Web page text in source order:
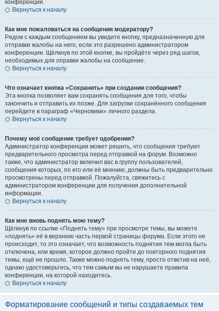
конференции.
Вернуться к началу
Как мне пожаловаться на сообщения модератору?
Рядом с каждым сообщением вы увидите кнопку, предназначенную для
отправки жалобы на него, если это разрешено администратором
конференции. Щёлкнув по этой кнопке, вы пройдёте через ряд шагов,
необходимых для оправки жалобы на сообщение.
Вернуться к началу
Что означает кнопка «Сохранить» при создании сообщения?
Эта кнопка позволяет вам сохранять сообщения для того, чтобы
закончить и отправить их позже. Для загрузки сохранённого сообщения
перейдите в параграф «Черновики» личного раздела.
Вернуться к началу
Почему моё сообщение требует одобрения?
Администратор конференции может решить, что сообщения требуют
предварительного просмотра перед отправкой на форум. Возможно
также, что администратор включил вас в группу пользователей,
сообщения которых, по его или её мнению, должны быть предварительно
просмотрены перед отправкой. Пожалуйста, свяжитесь с
администратором конференции для получения дополнительной
информации.
Вернуться к началу
Как мне вновь поднять мою тему?
Щёлкнув по ссылке «Поднять тему» при просмотре темы, вы можете
«поднять» её в верхнюю часть первой страницы форума. Если этого не
происходит, то это означает, что возможность поднятия тем могла быть
отключена, или время, которое должно пройти до повторного поднятия
темы, ещё не прошло. Также можно поднять тему, просто ответив на неё,
однако удостоверьтесь, что тем самым вы не нарушаете правила
конференции, на которой находитесь.
Вернуться к началу
Форматирование сообщений и типы создаваемых тем